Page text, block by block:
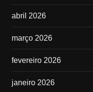
abril 2026
março 2026
fevereiro 2026
janeiro 2026